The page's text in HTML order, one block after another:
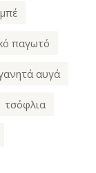
παγωτό
αυγά
τσόφλια